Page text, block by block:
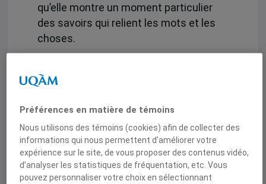
qu’elle montre un moment particulier
des savoirs qui relient les mots et les
choses.
d’Architecture, dus à la plume de
ce cadre éditorial et culturel, et en
même temps dans l’histoire longue des
théories de l’architecture : ils achèvent
une tradition qui remonte à Vitruve.
Quatremère de Quincy reprend et
Préférences en matière de témoins
Nous utilisons des témoins (cookies) afin de collecter des
informations qui nous permettent d’améliorer votre
expérience sur le site, de vous proposer des contenus vidéo,
d’analyser les statistiques de fréquentation, etc. Vous
pouvez personnaliser votre choix en sélectionnant